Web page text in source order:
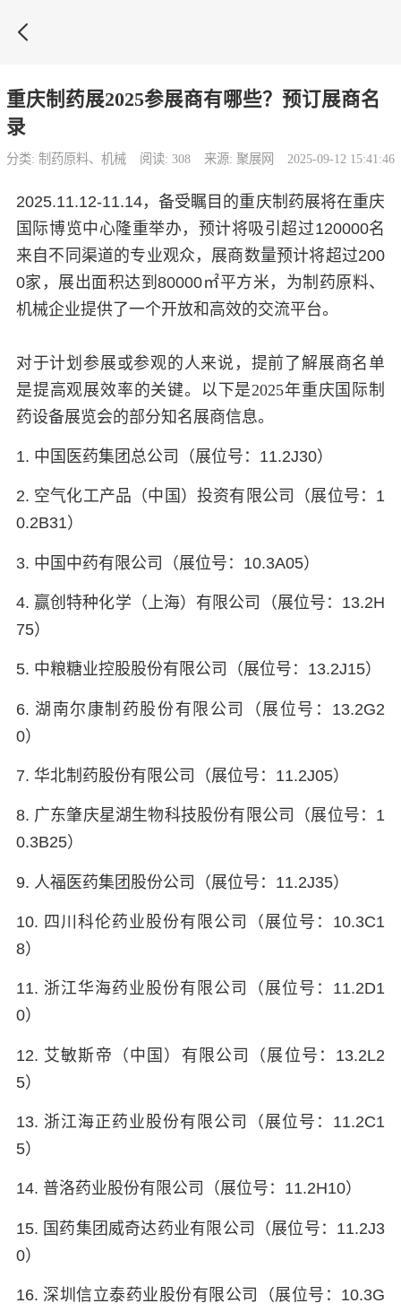

重庆制药展2025参展商有哪些？预订展商名
录
分类: 制药原料、机械 阅读: 308 来源: 聚展网 2025-09-12 15:41:46
2025.11.12-11.14，备受瞩目的重庆制药展将在重庆
国际博览中心隆重举办，预计将吸引超过120000名
来自不同渠道的专业观众，展商数量预计将超过200
0家，展出面积达到80000㎡平方米，为制药原料、
机械企业提供了一个开放和高效的交流平台。
对于计划参展或参观的人来说，提前了解展商名单
是提高观展效率的关键。以下是2025年重庆国际制
药设备展览会的部分知名展商信息。
1. 中国医药集团总公司（展位号：11.2J30）
2. 空气化工产品（中国）投资有限公司（展位号：1
0.2B31）
3. 中国中药有限公司（展位号：10.3A05）
4. 赢创特种化学（上海）有限公司（展位号：13.2H
75）
5. 中粮糖业控股股份有限公司（展位号：13.2J15）
6. 湖南尔康制药股份有限公司（展位号：13.2G2
0）
7. 华北制药股份有限公司（展位号：11.2J05）
8. 广东肇庆星湖生物科技股份有限公司（展位号：1
0.3B25）
9. 人福医药集团股份公司（展位号：11.2J35）
10. 四川科伦药业股份有限公司（展位号：10.3C1
8）
11. 浙江华海药业股份有限公司（展位号：11.2D1
0）
12. 艾敏斯帝（中国）有限公司（展位号：13.2L2
5）
13. 浙江海正药业股份有限公司（展位号：11.2C1
5）
14. 普洛药业股份有限公司（展位号：11.2H10）
15. 国药集团威奇达药业有限公司（展位号：11.2J3
0）
16. 深圳信立泰药业股份有限公司（展位号：10.3G